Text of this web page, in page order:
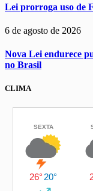
Lei prorroga uso de
6 de agosto de 2026
Nova Lei endurece
no Brasil
CLIMA